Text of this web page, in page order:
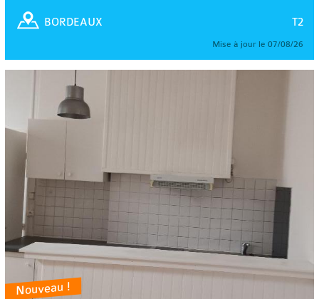
T2
BORDEAUX
Mise à jour le 07/08/26
Nouveau !